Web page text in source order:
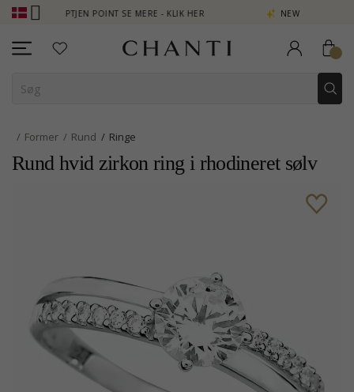
- OPTJEN POINT SE MERE - KLIK HER NEW COLLECTION | AURA
Former Rund Ringe
Rund hvid zirkon ring i rhodineret sølv